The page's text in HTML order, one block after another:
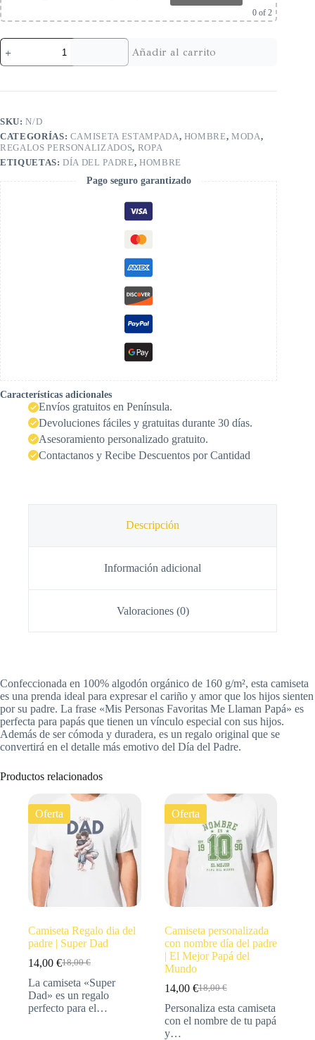
0 of 2
Añadir al carrito
SKU:N/D
CATEGORÍAS: CAMISETA ESTAMPADA, HOMBRE,MODA,
REGALOS PERSONALIZADOS, ROPA
ETIQUETAS:DÍA DEL PADRE, HOMBRE
Pago seguro garantizado
Características adicionales
Envíos gratuitos en Península.
Devoluciones fáciles y gratuitas durante 30 días.
Asesoramiento personalizado gratuito.
Contactanos y Recibe Descuentos por Cantidad
Descripción
Información adicional
Valoraciones (0)
Confeccionada en 100% algodón orgánico de 160 g/m², esta camiseta
es una prenda ideal para expresar el cariño y amor que los hijos sienten
por su padre. La frase «Mis Personas Favoritas Me Llaman Papá» es
perfecta para papás que tienen un vínculo especial con sus hijos.
Además de ser cómoda y duradera, es un regalo original que se
convertirá en el detalle más emotivo del Día del Padre.
Productos relacionados
Oferta
Camiseta Regalo dia del
padre | Super Dad
18,00€
14,00 €
La camiseta «Super
Dad» es un regalo
perfecto para el…
Oferta
Camiseta personalizada
con nombre día del padre
| El Mejor Papá del
Mundo
18,00€
14,00 €
Personaliza esta camiseta
con el nombre de tu papá
y…